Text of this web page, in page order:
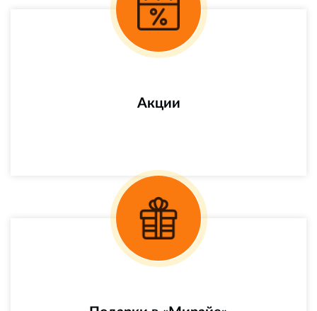
Акции